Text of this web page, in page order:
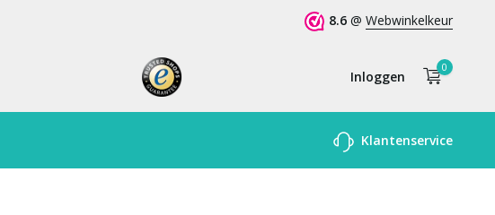
8.6 @ Webwinkelkeur
Inloggen
Account
0
Klantenservice